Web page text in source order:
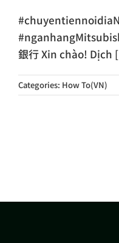
銀行 Xin chào! Dịch
Categories: How To(VN)